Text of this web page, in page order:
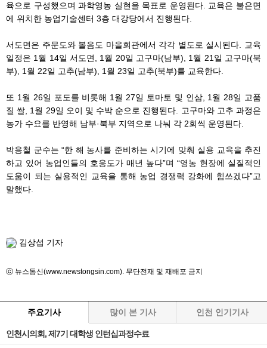
육으로 구성했으며 과학영농 실현을 목표로 운영된다. 교육은 불은면
에 위치한 농업기술센터 3층 대강당에서 진행된다.
서도면은 주문도와 볼음도 마을회관에서 각각 별도로 실시된다. 교육
일정은 1월 14일 서도면, 1월 20일 고구마(남부), 1월 21일 고구마(북
부), 1월 22일 고추(남부), 1월 23일 고추(북부)를 교육한다.
또 1월 26일 포도를 비롯해 1월 27일 토마토 및 인삼, 1월 28일 고품
질 쌀, 1월 29일 오이 및 수박 순으로 진행된다. 고구마와 고추 과정은
농가 수요를 반영해 남부·북부 지역으로 나눠 각 2회씩 운영된다.
박용철 군수는 “한 해 농사를 준비하는 시기에 맞춰 실용 교육을 추진
하고 있어 농업인들의 호응도가 매년 높다”며 “영농 현장에 실질적인
도움이 되는 실용적인 교육을 통해 농업 경쟁력 강화에 힘쓰겠다”고
말했다.
김상섭 기자
ⓒ 뉴스통신(www.newstongsin.com). 무단전재 및 재배포 금지
주요기사 많이 본 기사 인천 인기기사
인천시의회, 제7기 대학생 인턴십과정수료